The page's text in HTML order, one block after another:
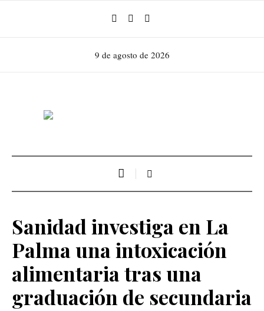
9 de agosto de 2026
Sanidad investiga en La
Palma una intoxicación
alimentaria tras una
graduación de secundaria